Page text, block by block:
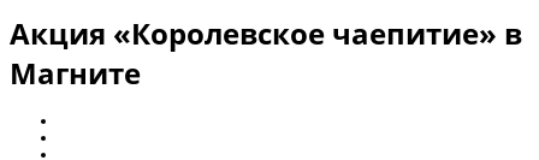
Акция «Королевское чаепитие» в
Магните